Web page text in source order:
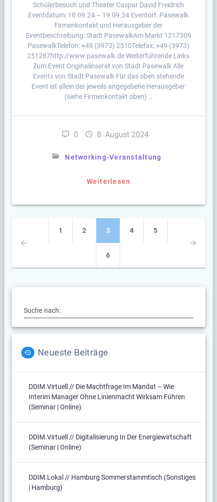
Schülerbesuch und Theater Caspar David Freidrich
Eventdatum: 18.09.24 – 19.09.24 Eventort: Pasewalk
Firmenkontakt und Herausgeber der
Eventbeschreibung: Stadt PasewalkAm Markt 1217309
PasewalkTelefon: +49 (3973) 2510Telefax: +49 (3973)
251287http://www.pasewalk.de Weiterführende Links
Zum Event Originalinserat von Stadt Pasewalk Alle
Events von Stadt Pasewalk Für das oben stehende
Event ist allein der jeweils angegebene Herausgeber
(siehe Firmenkontakt oben) …
0 8. August 2024
Networking-Veranstaltung
Weiterlesen
Beitragsnavigation
Seite
1 Seite
2 Seite
3 Seite
4 Seite
5
Seite
6
Suche nach:
Neueste Beiträge
DDIM.virtuell // Die Machtfrage Im Mandat – Wie
Interim Manager Ohne Linienmacht Wirksam Führen
(Seminar | Online)
DDIM.virtuell // Digitalisierung In Der Energiewirtschaft
(Seminar | Online)
DDIM.lokal // Hamburg Sommerstammtisch (Sonstiges
| Hamburg)